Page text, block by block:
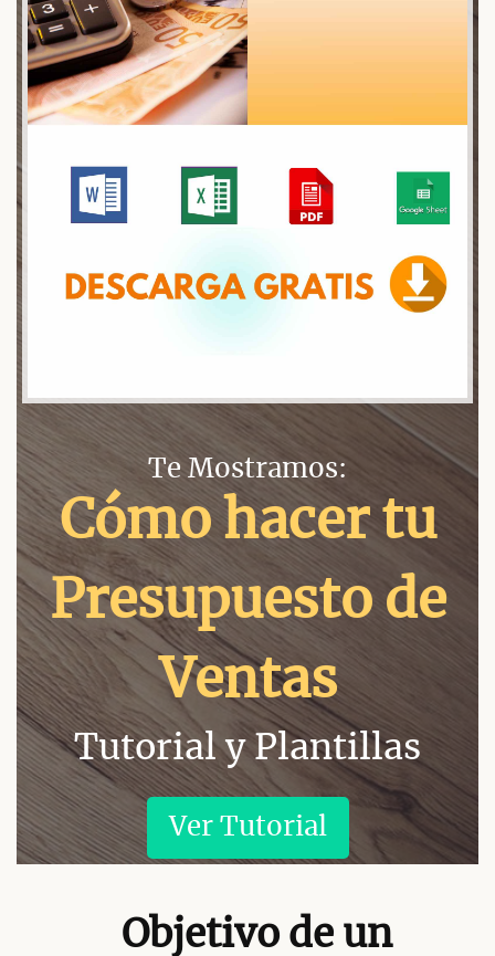
Te Mostramos:
Cómo hacer tu
Presupuesto de
Ventas
Tutorial y Plantillas
Ver Tutorial
Objetivo de un